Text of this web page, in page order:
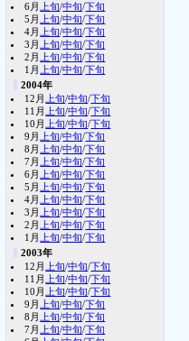
6月 上旬/中旬/下旬
5月 上旬/中旬/下旬
4月 上旬/中旬/下旬
3月 上旬/中旬/下旬
2月 上旬/中旬/下旬
1月 上旬/中旬/下旬
2004年
12月 上旬/中旬/下旬
11月 上旬/中旬/下旬
10月 上旬/中旬/下旬
9月 上旬/中旬/下旬
8月 上旬/中旬/下旬
7月 上旬/中旬/下旬
6月 上旬/中旬/下旬
5月 上旬/中旬/下旬
4月 上旬/中旬/下旬
3月 上旬/中旬/下旬
2月 上旬/中旬/下旬
1月 上旬/中旬/下旬
2003年
12月 上旬/中旬/下旬
11月 上旬/中旬/下旬
10月 上旬/中旬/下旬
9月 上旬/中旬/下旬
8月 上旬/中旬/下旬
7月 上旬/中旬/下旬